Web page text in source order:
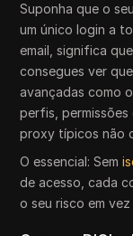
Suponha que o
um único login a
email, significa
consegues ver
avançadas como
perfis,
proxy típicos não
O essencial: Sem
de acesso, cada
o seu risco em vez